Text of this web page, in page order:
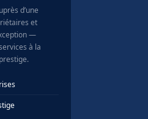
d’une
et
—
à la